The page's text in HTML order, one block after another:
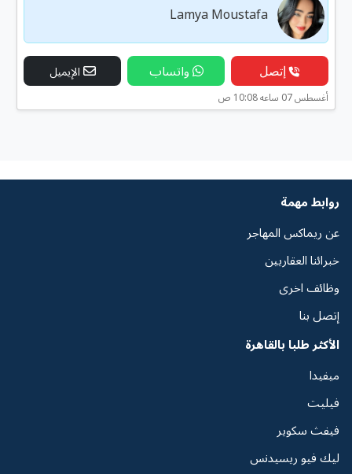
Lamya Moustafa
إتصل واتساب الإيميل
أغسطس 07 ساعه 10:08 ص
روابط مهمة
عن ريماكس المهاجر
خبرائنا العقاريين
وظائف اخرى
إتصل بنا
الأكثر طلبا بالقاهرة
ميفيدا
فيليت
فيفث سكوير
ليك فيو ريسيدنس